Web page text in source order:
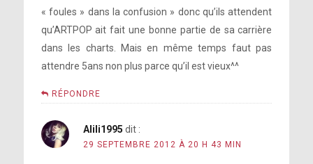
« foules » dans la confusion » donc qu’ils attendent
qu’ARTPOP ait fait une bonne partie de sa carrière
dans les charts. Mais en même temps faut pas
attendre 5ans non plus parce qu’il est vieux^^
RÉPONDRE
Alili1995 dit :
29 SEPTEMBRE 2012 À 20 H 43 MIN